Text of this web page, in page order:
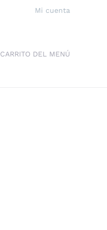
Mi cuenta
CARRITO DEL MENÚ